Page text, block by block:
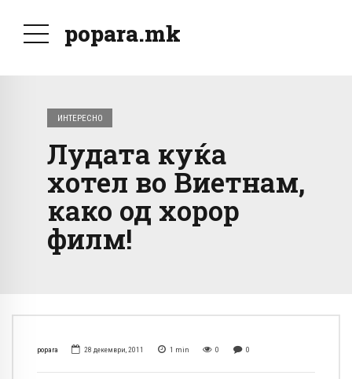
popara.mk
ИНТЕРЕСНО
Лудата куќа
хотел во Виетнам,
како од хорор
филм!
popara 28 декември, 2011 1 min 0 0